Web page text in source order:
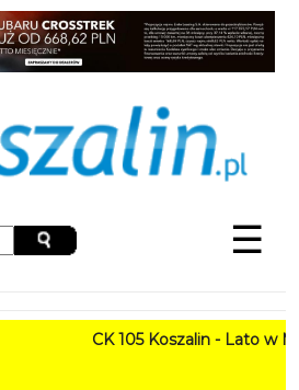
☰
CK 105 Koszalin - Lato w Mieście